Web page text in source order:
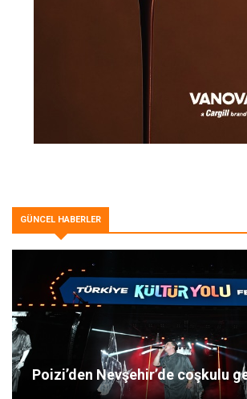
GÜNCEL HABERLER
Poizi’den Nevşehir’de coşkulu